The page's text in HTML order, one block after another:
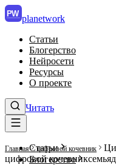
PW planetwork
Статьи
Блогерство
Нейросети
Ресурсы
О проекте
Читать
Статьи
Блогерство
Главная цифровой кочевник
цифровой кочевниксемья